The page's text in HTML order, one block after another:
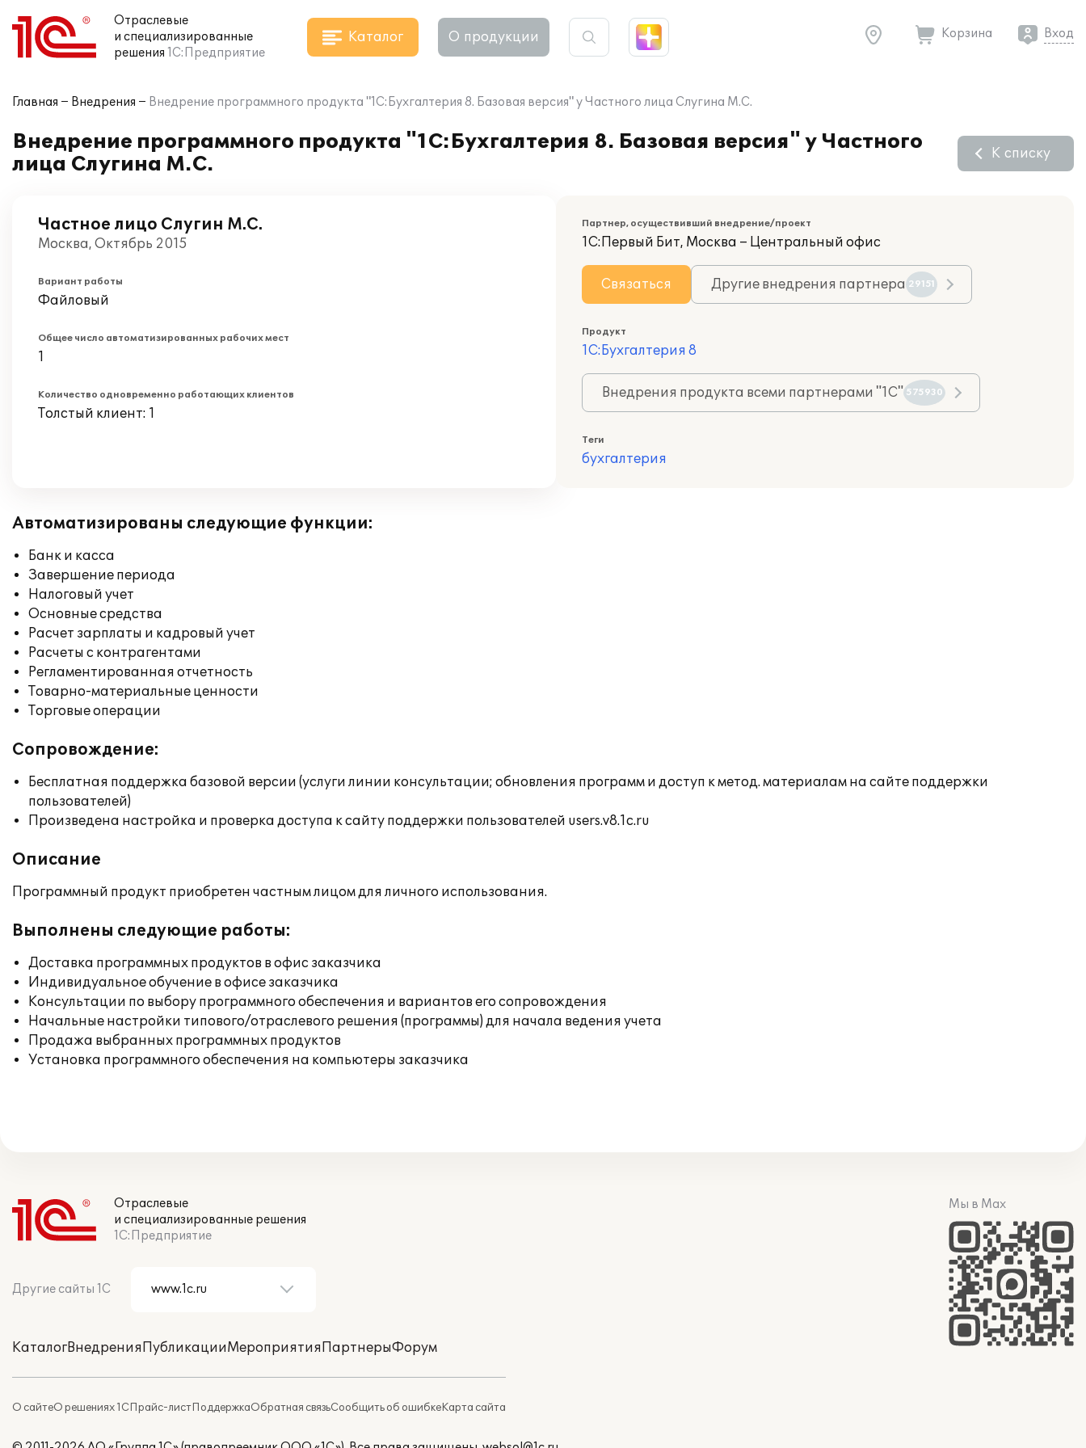
Отраслевые
и специализированные
решения 1С:Предприятие
Каталог О продукции Корзина Вход
Главная Внедрения Внедрение программного продукта "1С:Бухгалтерия 8. Базовая версия" у Частного лица Слугина М.С.
Внедрение программного продукта "1С:Бухгалтерия 8. Базовая версия" у Частного
лица Слугина М.С.
К списку
Частное лицо Слугин М.С.
Москва, Октябрь 2015
Вариант работы
Файловый
Общее число автоматизированных рабочих мест
1
Количество одновременно работающих клиентов
Толстый клиент: 1
Партнер, осуществивший внедрение/проект
1С:Первый Бит, Москва – Центральный офис
Связаться Другие внедрения партнера 29151
Продукт
1С:Бухгалтерия 8
Внедрения продукта всеми партнерами "1С" 575930
Теги
бухгалтерия
Автоматизированы следующие функции:
Банк и касса
Завершение периода
Налоговый учет
Основные средства
Расчет зарплаты и кадровый учет
Расчеты с контрагентами
Регламентированная отчетность
Товарно-материальные ценности
Торговые операции
Сопровождение:
Бесплатная поддержка базовой версии (услуги линии консультации; обновления программ и доступ к метод. материалам на сайте поддержки
пользователей)
Произведена настройка и проверка доступа к сайту поддержки пользователей users.v8.1c.ru
Описание
Программный продукт приобретен частным лицом для личного использования.
Выполнены следующие работы:
Доставка программных продуктов в офис заказчика
Индивидуальное обучение в офисе заказчика
Консультации по выбору программного обеспечения и вариантов его сопровождения
Начальные настройки типового/отраслевого решения (программы) для начала ведения учета
Продажа выбранных программных продуктов
Установка программного обеспечения на компьютеры заказчика
Отраслевые
и специализированные решения
1С:Предприятие
Другие сайты 1С
КаталогВнедренияПубликацииМероприятияПартнерыФорум
О сайтеО решениях 1СПрайс-листПоддержкаОбратная связьСообщить об ошибкеКарта сайта
Мы в Max